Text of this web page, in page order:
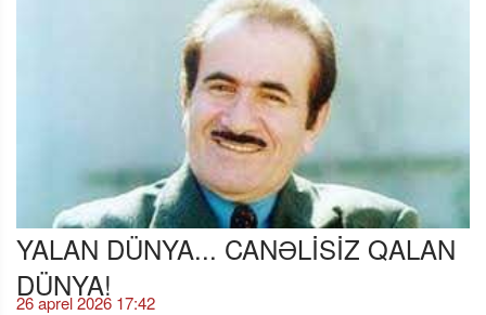
YALAN DÜNYA... CANƏLİSİZ QALAN
DÜNYA!
26 aprel 2026 17:42